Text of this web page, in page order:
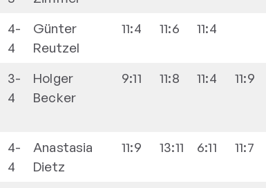
4-
4
Günter
Reutzel
11:4 11:6 11:4
3-
4
Holger
Becker
9:11 11:8 11:4 11:9
4-
4
Anastasia
Dietz
11:9 13:11 6:11 11:7